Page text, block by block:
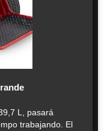
L, pasará
trabajando. El